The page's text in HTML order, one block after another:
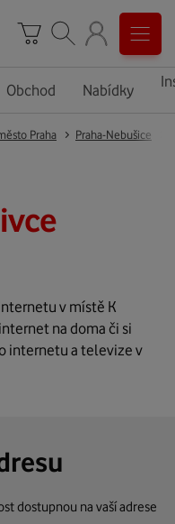
Obchod Nabídky
Praha Praha-Nebušice
v místě K
na doma či si
internetu a televize v
dostupnou na vaší adrese